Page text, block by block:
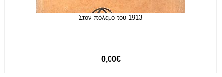
Στον πόλεμο του 1913
0,00€